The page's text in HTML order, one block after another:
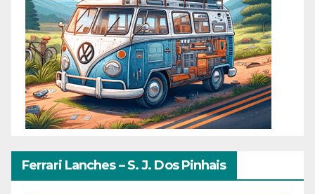
Ferrari Lanches – S. J. Dos Pinhais